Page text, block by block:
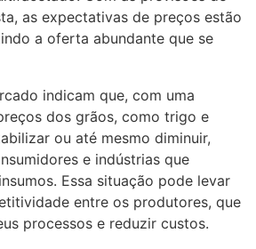
as expectativas de preços estão
a oferta abundante que se
indicam que, com uma
dos grãos, como trigo e
ou até mesmo diminuir,
e indústrias que
Essa situação pode levar
entre os produtores, que
processos e reduzir custos.